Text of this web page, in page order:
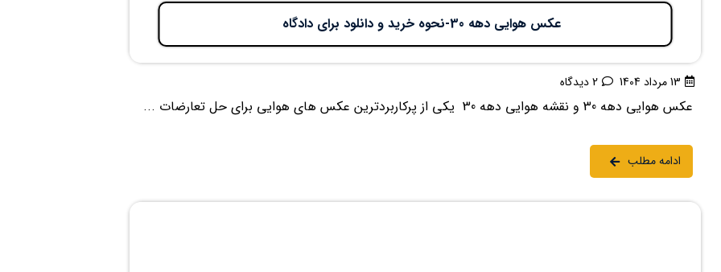
عکس هوایی دهه 30-نحوه خرید و دانلود برای دادگاه
13 مرداد 1404 2 دیدگاه
عکس هوایی دهه 30 و نقشه هوایی دهه 30 یکی از پرکاربردترین عکس های هوایی برای حل تعارضات ...
ادامه مطلب